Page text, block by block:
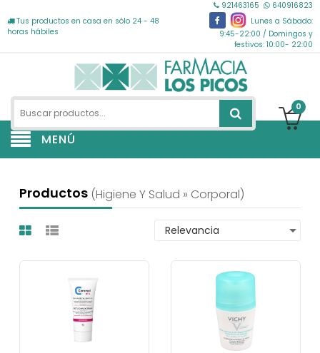
Tus productos en casa en sólo 24 - 48
horas hábiles
921463165
640916823
Lunes a Sábado:
9:45-22:00 / Domingos y
festivos: 10:00- 22:00
0
MENÚ
Productos (higiene Y Salud » Corporal)